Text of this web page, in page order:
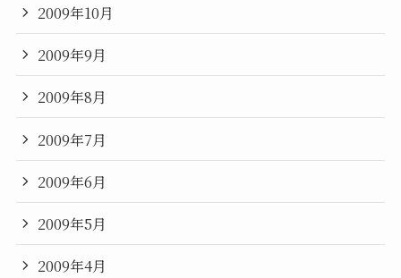
2009年10月
2009年9月
2009年8月
2009年7月
2009年6月
2009年5月
2009年4月